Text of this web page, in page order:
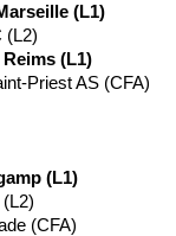
(L1)
(L2)
(L1)
Priest AS (CFA)
(L1)
(CFA)